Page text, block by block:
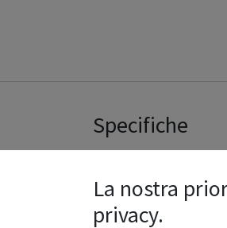
Specifiche
Peso
La nostra
privacy.